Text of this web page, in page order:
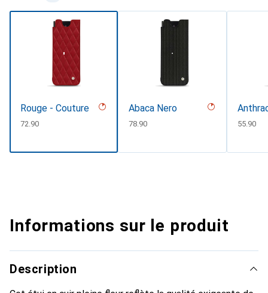
Rouge - Couture
CHF
72.90
Abaca Nero
CHF
78.90 CHF
55.90
Informations sur le produit
Description